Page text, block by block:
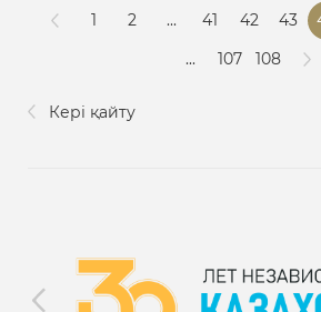
Кері қайту
1 2 ... 41 42 43
...
107 108